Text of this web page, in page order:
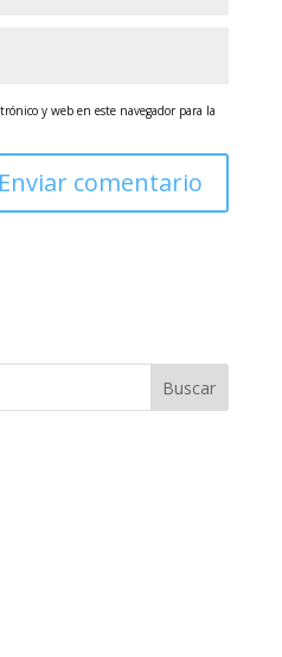
y web en este navegador para la
Buscar